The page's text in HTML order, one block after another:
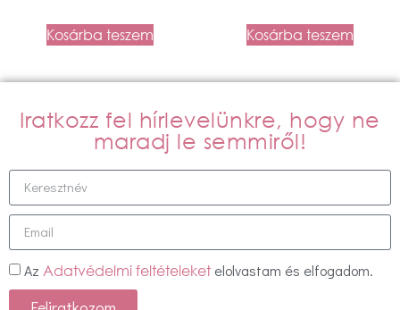
Kosárba teszem Kosárba teszem
Iratkozz fel hírlevelünkre, hogy ne
maradj le semmiről!
Az Adatvédelmi feltételeket elolvastam és elfogadom.